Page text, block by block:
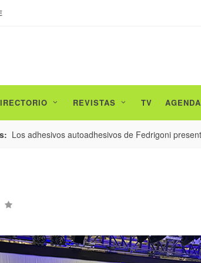
REVISTAS TV AGENDA
Los adhesivos autoadhesivos de Fedrigoni